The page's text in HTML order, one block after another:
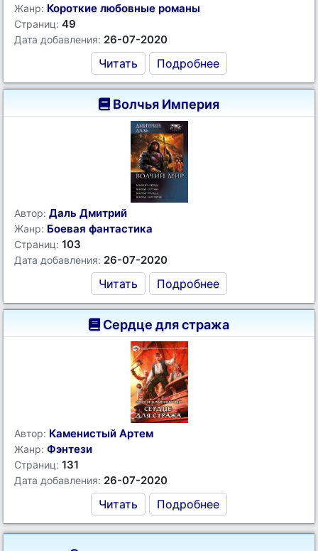
Жанр: Короткие любовные романы
Страниц: 49
Дата добавления: 26-07-2020
Читать Подробнее
Волчья Империя
Автор: Даль Дмитрий
Жанр: Боевая фантастика
Страниц: 103
Дата добавления: 26-07-2020
Читать Подробнее
Сердце для стража
Автор: Каменистый Артем
Жанр: Фэнтези
Страниц: 131
Дата добавления: 26-07-2020
Читать Подробнее